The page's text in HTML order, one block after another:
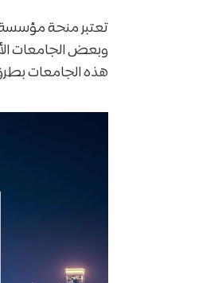
تعتبر منحة
وبعض الجامعات
هذه الجامعات